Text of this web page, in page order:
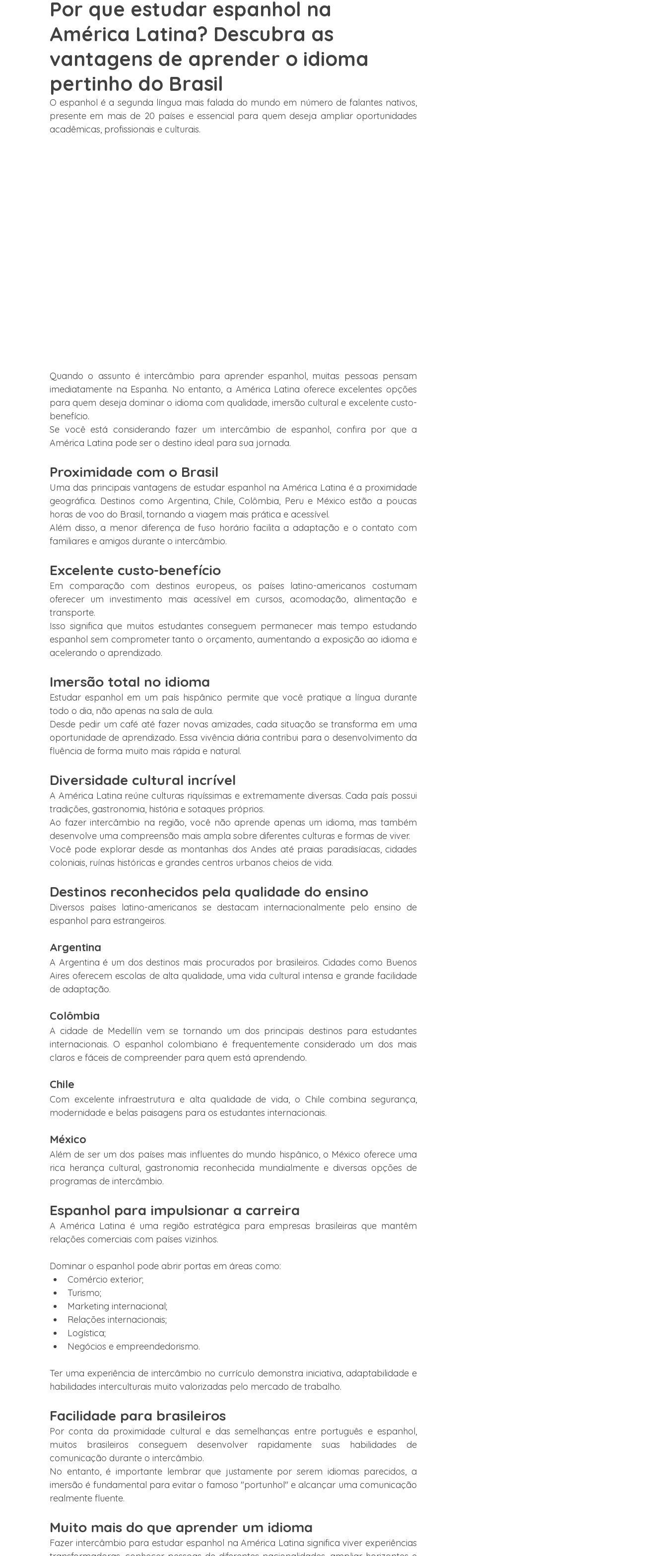
Graduação Austrália Estados Unidos Estudo e Trabalho Alemanha Dubai
Depoimento College Canadá
Por que estudar espanhol na
América Latina? Descubra as
vantagens de aprender o idioma
pertinho do Brasil
O espanhol é a segunda língua mais falada do mundo em número de falantes nativos,
presente em mais de 20 países e essencial para quem deseja ampliar oportunidades
acadêmicas, profissionais e culturais.
Quando o assunto é intercâmbio para aprender espanhol, muitas pessoas pensam
imediatamente na Espanha. No entanto, a América Latina oferece excelentes opções
para quem deseja dominar o idioma com qualidade, imersão cultural e excelente custo-
benefício.
Se você está considerando fazer um intercâmbio de espanhol, confira por que a
América Latina pode ser o destino ideal para sua jornada.
Proximidade com o Brasil
Uma das principais vantagens de estudar espanhol na América Latina é a proximidade
geográfica. Destinos como Argentina, Chile, Colômbia, Peru e México estão a poucas
horas de voo do Brasil, tornando a viagem mais prática e acessível.
Além disso, a menor diferença de fuso horário facilita a adaptação e o contato com
familiares e amigos durante o intercâmbio.
Excelente custo-benefício
Em comparação com destinos europeus, os países latino-americanos costumam
oferecer um investimento mais acessível em cursos, acomodação, alimentação e
transporte.
Isso significa que muitos estudantes conseguem permanecer mais tempo estudando
espanhol sem comprometer tanto o orçamento, aumentando a exposição ao idioma e
acelerando o aprendizado.
Imersão total no idioma
Estudar espanhol em um país hispânico permite que você pratique a língua durante
todo o dia, não apenas na sala de aula.
Desde pedir um café até fazer novas amizades, cada situação se transforma em uma
oportunidade de aprendizado. Essa vivência diária contribui para o desenvolvimento da
fluência de forma muito mais rápida e natural.
Diversidade cultural incrível
A América Latina reúne culturas riquíssimas e extremamente diversas. Cada país possui
tradições, gastronomia, história e sotaques próprios.
Ao fazer intercâmbio na região, você não aprende apenas um idioma, mas também
desenvolve uma compreensão mais ampla sobre diferentes culturas e formas de viver.
Você pode explorar desde as montanhas dos Andes até praias paradisíacas, cidades
coloniais, ruínas históricas e grandes centros urbanos cheios de vida.
Destinos reconhecidos pela qualidade do ensino
Diversos países latino-americanos se destacam internacionalmente pelo ensino de
espanhol para estrangeiros.
Argentina
A Argentina é um dos destinos mais procurados por brasileiros. Cidades como Buenos
Aires oferecem escolas de alta qualidade, uma vida cultural intensa e grande facilidade
de adaptação.
Colômbia
A cidade de Medellín vem se tornando um dos principais destinos para estudantes
internacionais. O espanhol colombiano é frequentemente considerado um dos mais
claros e fáceis de compreender para quem está aprendendo.
Chile
Com excelente infraestrutura e alta qualidade de vida, o Chile combina segurança,
modernidade e belas paisagens para os estudantes internacionais.
México
Além de ser um dos países mais influentes do mundo hispânico, o México oferece uma
rica herança cultural, gastronomia reconhecida mundialmente e diversas opções de
programas de intercâmbio.
Espanhol para impulsionar a carreira
A América Latina é uma região estratégica para empresas brasileiras que mantêm
relações comerciais com países vizinhos.
Dominar o espanhol pode abrir portas em áreas como:
Comércio exterior;
Turismo;
Marketing internacional;
Relações internacionais;
Logística;
Negócios e empreendedorismo.
Ter uma experiência de intercâmbio no currículo demonstra iniciativa, adaptabilidade e
habilidades interculturais muito valorizadas pelo mercado de trabalho.
Facilidade para brasileiros
Por conta da proximidade cultural e das semelhanças entre português e espanhol,
muitos brasileiros conseguem desenvolver rapidamente suas habilidades de
comunicação durante o intercâmbio.
No entanto, é importante lembrar que justamente por serem idiomas parecidos, a
imersão é fundamental para evitar o famoso "portunhol" e alcançar uma comunicação
realmente fluente.
Muito mais do que aprender um idioma
Fazer intercâmbio para estudar espanhol na América Latina significa viver experiências